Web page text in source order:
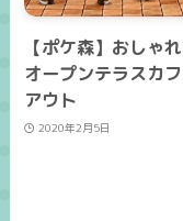
【ポケ森】おしゃ
オープンテラスカ
アウト
2020年2月5日